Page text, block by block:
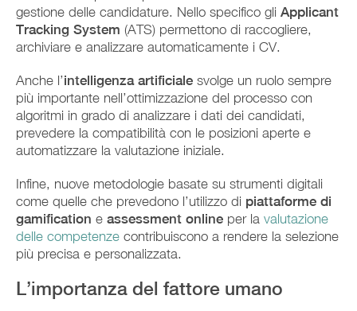
gestione delle candidature. Nello specifico gli Applicant
Tracking System (ATS) permettono di raccogliere,
archiviare e analizzare automaticamente i CV.
Anche l’intelligenza artificiale svolge un ruolo sempre
più importante nell’ottimizzazione del processo con
algoritmi in grado di analizzare i dati dei candidati,
prevedere la compatibilità con le posizioni aperte e
automatizzare la valutazione iniziale.
Infine, nuove metodologie basate su strumenti digitali
come quelle che prevedono l’utilizzo di piattaforme di
gamification e assessment online per la valutazione
delle competenze contribuiscono a rendere la selezione
più precisa e personalizzata.
L’importanza del fattore umano